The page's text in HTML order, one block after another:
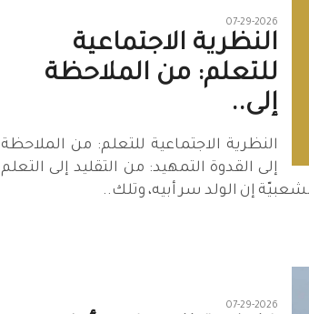
07-29-2026
النظرية الاجتماعية
للتعلم: من الملاحظة
إلى..
النظرية الاجتماعية للتعلم: من الملاحظة
إلى القدوة التمهيد: من التقليد إلى التعلم
إن الولد سر أبيه، وتلك..
07-29-2026